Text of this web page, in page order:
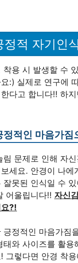
정적 자기인
착용 시 발생할 수
:) 실제로 연구에
다고 합니다!! 하
정적인 마음가짐
림 문제로 인해 자
세요. 안경이 나
잘못된 인식일 수
어울립니다!! 자신
?!
긍정적인 마음가짐
태와 사이즈를 활용
그렇다면 안경 착